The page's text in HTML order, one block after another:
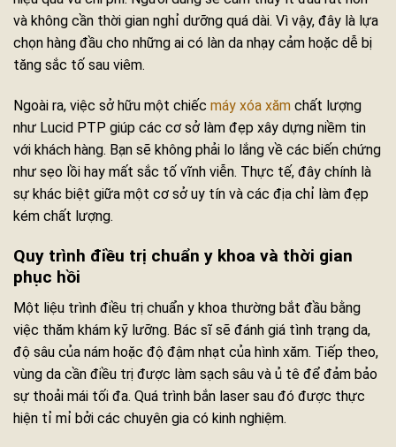
và không cần thời gian nghỉ dưỡng quá dài. Vì vậy, đây là lựa
chọn hàng đầu cho những ai có làn da nhạy cảm hoặc dễ bị
tăng sắc tố sau viêm.
Ngoài ra, việc sở hữu một chiếc máy xóa xăm chất lượng
như Lucid PTP giúp các cơ sở làm đẹp xây dựng niềm tin
với khách hàng. Bạn sẽ không phải lo lắng về các biến chứng
như sẹo lồi hay mất sắc tố vĩnh viễn. Thực tế, đây chính là
sự khác biệt giữa một cơ sở uy tín và các địa chỉ làm đẹp
kém chất lượng.
Quy trình điều trị chuẩn y khoa và thời gian
phục hồi
Một liệu trình điều trị chuẩn y khoa thường bắt đầu bằng
việc thăm khám kỹ lưỡng. Bác sĩ sẽ đánh giá tình trạng da,
độ sâu của nám hoặc độ đậm nhạt của hình xăm. Tiếp theo,
vùng da cần điều trị được làm sạch sâu và ủ tê để đảm bảo
sự thoải mái tối đa. Quá trình bắn laser sau đó được thực
hiện tỉ mỉ bởi các chuyên gia có kinh nghiệm.